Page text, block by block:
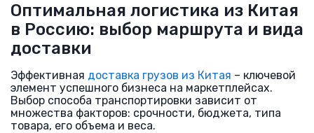
Оптимальная логистика из Китая
в Россию: выбор маршрута и вида
доставки
Эффективная доставка грузов из Китая – ключевой
элемент успешного бизнеса на маркетплейсах.
Выбор способа транспортировки зависит от
множества факторов: срочности, бюджета, типа
товара, его объема и веса.